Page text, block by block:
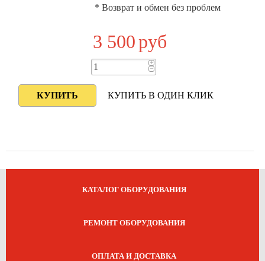
* Возврат и обмен без проблем
3 500руб
+
−
КУПИТЬ В ОДИН КЛИК
КАТАЛОГ ОБОРУДОВАНИЯ
РЕМОНТ ОБОРУДОВАНИЯ
ОПЛАТА И ДОСТАВКА